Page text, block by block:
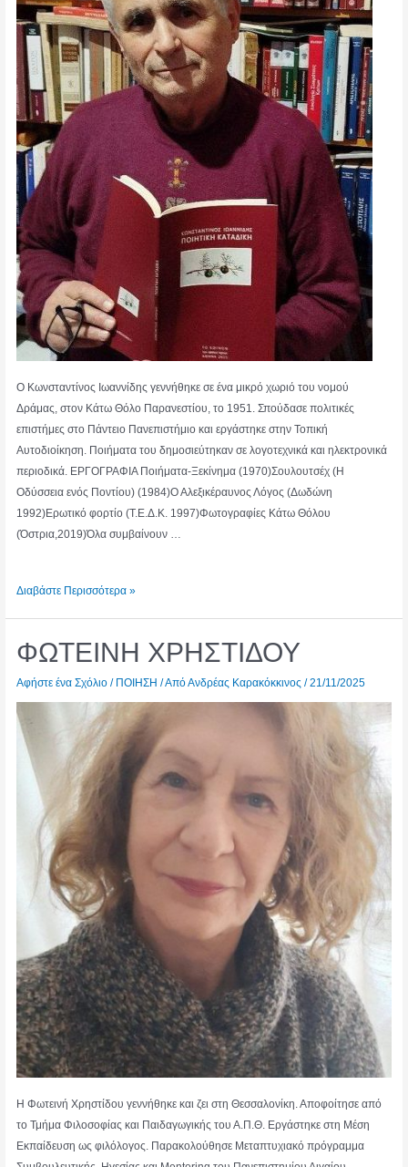
Ο Κωνσταντίνος Ιωαννίδης γεννήθηκε σε ένα μικρό χωριό του νομού
Δράμας, στον Κάτω Θόλο Παρανεστίου, το 1951. Σπούδασε πολιτικές
επιστήμες στο Πάντειο Πανεπιστήμιο και εργάστηκε στην Τοπική
Αυτοδιοίκηση. Ποιήματα του δημοσιεύτηκαν σε λογοτεχνικά και ηλεκτρονικά
περιοδικά. ΕΡΓΟΓΡΑΦΙΑ Ποιήματα-Ξεκίνημα (1970)Σουλουτσέχ (Η
Οδύσσεια ενός Ποντίου) (1984)Ο Αλεξικέραυνος Λόγος (Δωδώνη
1992)Ερωτικό φορτίο (Τ.Ε.Δ.Κ. 1997)Φωτογραφίες Κάτω Θόλου
(Όστρια,2019)Όλα συμβαίνουν …
ΚΩΝΣΤΑΝΤΙΝΟΣ
Διαβάστε Περισσότερα »
ΦΩΤΕΙΝΗ ΧΡΗΣΤΙΔΟΥ
Αφήστε ένα Σχόλιο / ΠΟΙΗΣΗ / ΑπόΑνδρέας Καρακόκκινος /21/11/2025
Η Φωτεινή Χρηστίδου γεννήθηκε και ζει στη Θεσσαλονίκη. Αποφοίτησε από
το Τμήμα Φιλοσοφίας και Παιδαγωγικής του Α.Π.Θ. Εργάστηκε στη Μέση
Εκπαίδευση ως φιλόλογος. Παρακολούθησε Μεταπτυχιακό πρόγραμμα